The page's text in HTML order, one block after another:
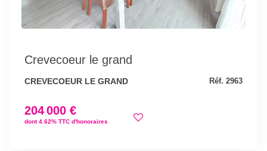
Crevecoeur le grand
CREVECOEUR LE GRAND Réf. 2963
204 000 €
dont 4.62% TTC d'honoraires